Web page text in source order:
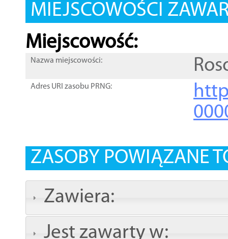
MIEJSCOWOŚCI
Miejscowość:
Nazwa miejscowości:
Adres URI zasobu PRNG:
ZASOBY POWIĄZANE
Zawiera:
Jest zawarty w: